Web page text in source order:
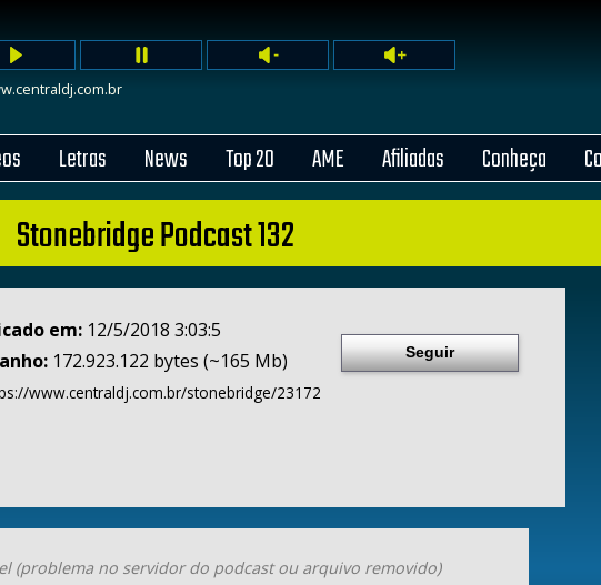
Letras News Top 20 AME Afiliadas Conheça
Stonebridge Podcast 132
em: 12/5/2018 3:03:5
172.923.122 bytes (~165 Mb)
www.centraldj.com.br/stonebridge/23172
Seguir
(problema no servidor do podcast ou arquivo removido)